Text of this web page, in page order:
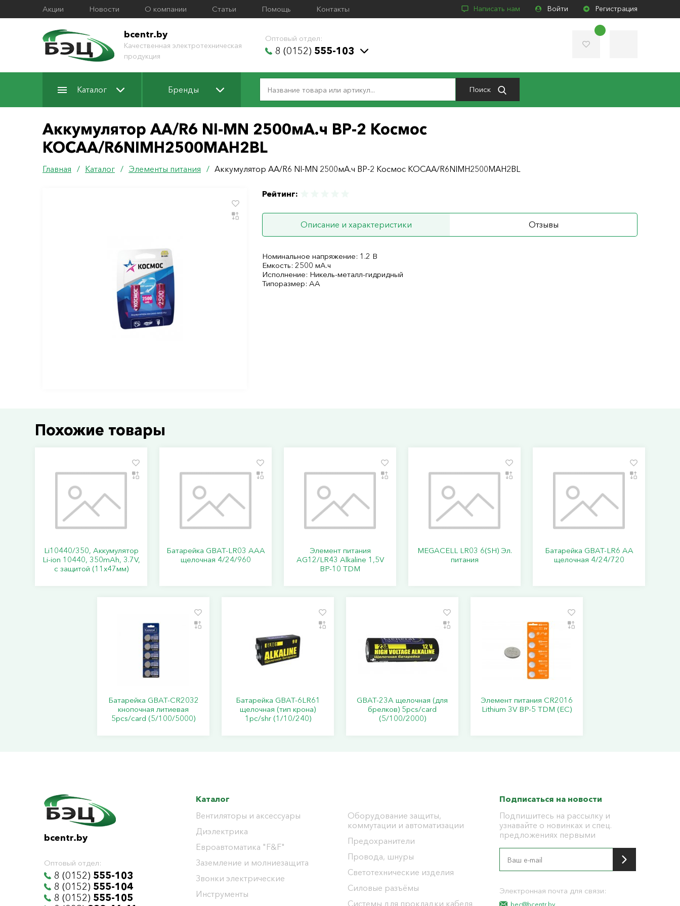
Акции Новости О компании Статьи Помощь Контакты Написать нам Войти Регистрация
bcentr.by
Качественная электротехническая
продукция
Оптовый отдел:
8 (0152) 555-103
Каталог Бренды Поиск
Аккумулятор AA/R6 NI-MN 2500мА.ч ВР-2 Космос
КОСАА/R6NIMН2500MAH2BL
Главная / Каталог / Элементы питания / Аккумулятор AA/R6 NI-MN 2500мА.ч ВР-2 Космос КОСАА/R6NIMН2500MAH2BL
Рейтинг:
Описание и характеристики Отзывы
Номинальное напряжение: 1.2 В
Емкость: 2500 мА.ч
Исполнение: Никель-металл-гидридный
Типоразмер: AA
Похожие товары
Li10440/350, Аккумулятор
Li-ion 10440, 350mAh, 3.7V,
с защитой (11х47мм)
Батарейка GBAT-LR03 AAA
щелочная 4/24/960
Элемент питания
AG12/LR43 Alkaline 1,5V
BP-10 TDM
MEGACELL LR03 6(SH) Эл.
питания
Батарейка GBAT-LR6 AA
щелочная 4/24/720
Батарейка GBAT-CR2032
кнопочная литиевая
5pcs/card (5/100/5000)
Батарейка GBAT-6LR61
щелочная (тип крона)
1pc/shr (1/10/240)
GBAT-23А щелочная (для
брелков) 5pcs/card
(5/100/2000)
Элемент питания CR2016
Lithium 3V BP-5 TDM (ЕС)
bcentr.by
Оптовый отдел:
8 (0152) 555-103
8 (0152) 555-104
8 (0152) 555-105
Каталог
Вентиляторы и аксессуары
Диэлектрика
Евроавтоматика "F&F"
Заземление и молниезащита
Звонки электрические
Инструменты
Оборудование защиты,
коммутации и автоматизации
Предохранители
Провода, шнуры
Светотехнические изделия
Силовые разъёмы
Системы для прокладки кабеля
Подписаться на новости
Подпишитесь на рассылку и
узнавайте о новинках и спец.
предложениях первыми
Электронная почта для связи:
bec@bcentr.by